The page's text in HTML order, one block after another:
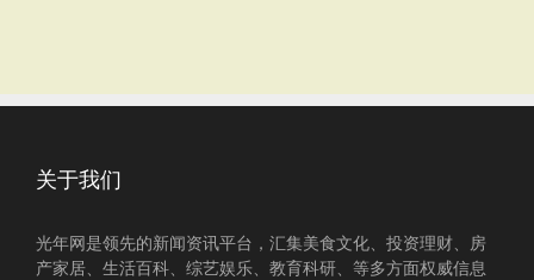
关于我们
光年网是领先的新闻资讯平台，汇集美食文化、投资理财、房
产家居、生活百科、综艺娱乐、教育科研、等多方面权威信息